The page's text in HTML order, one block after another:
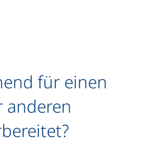
für einen
anderen